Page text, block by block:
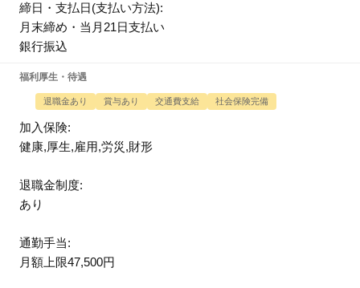
締日・支払日(支払い方法):
月末締め・当月21日支払い
銀行振込
福利厚生・待遇
退職金あり 賞与あり 交通費支給 社会保険完備
加入保険:
健康,厚生,雇用,労災,財形
退職金制度:
あり
通勤手当:
月額上限47,500円